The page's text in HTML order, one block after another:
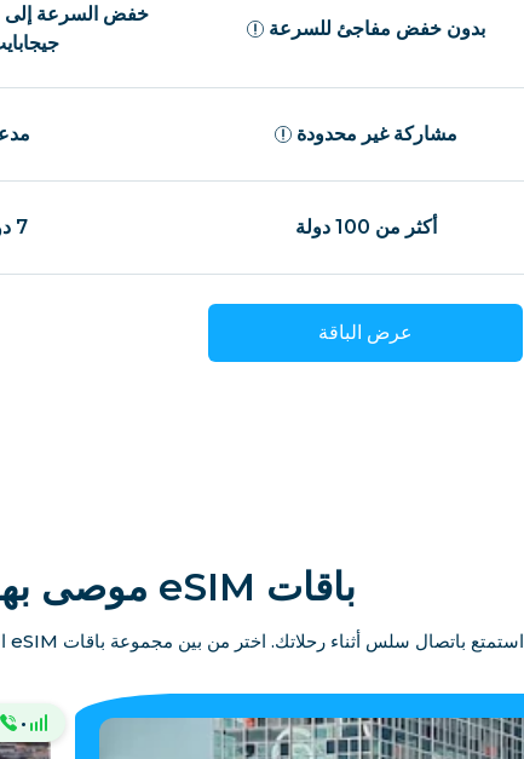
بدون خفض مفاجئ للسرعة
مشاركة غير محدودة
أكثر من 100 دولة 7 دول
عرض الباقة
باقات eSIM موصى بها ومناسبة لك
استمتع باتصال سلس أثناء رحلاتك. اختر من بين مجموعة باقات eSIM العالمية المتنوعة لتعزيز تجربتك في رحلتك القادمة.
·